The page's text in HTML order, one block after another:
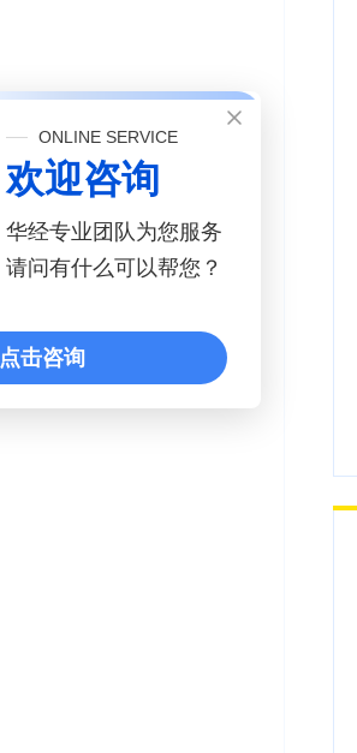
ONLINE SERVICE
欢迎咨询
华经专业团队为您服务
请问有什么可以帮您？
点击咨询